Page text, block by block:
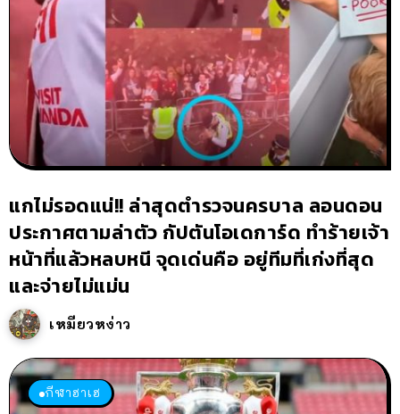
แกไม่รอดแน่!! ล่าสุดตำรวจนครบาล ลอนดอน
ประกาศตามล่าตัว กัปตันโอเดการ์ด ทำร้ายเจ้า
หน้าที่แล้วหลบหนี จุดเด่นคือ อยู่ทีมที่เก่งที่สุด
และจ่ายไม่แม่น
เหมียวหง่าว
กีฬาฮาเฮ